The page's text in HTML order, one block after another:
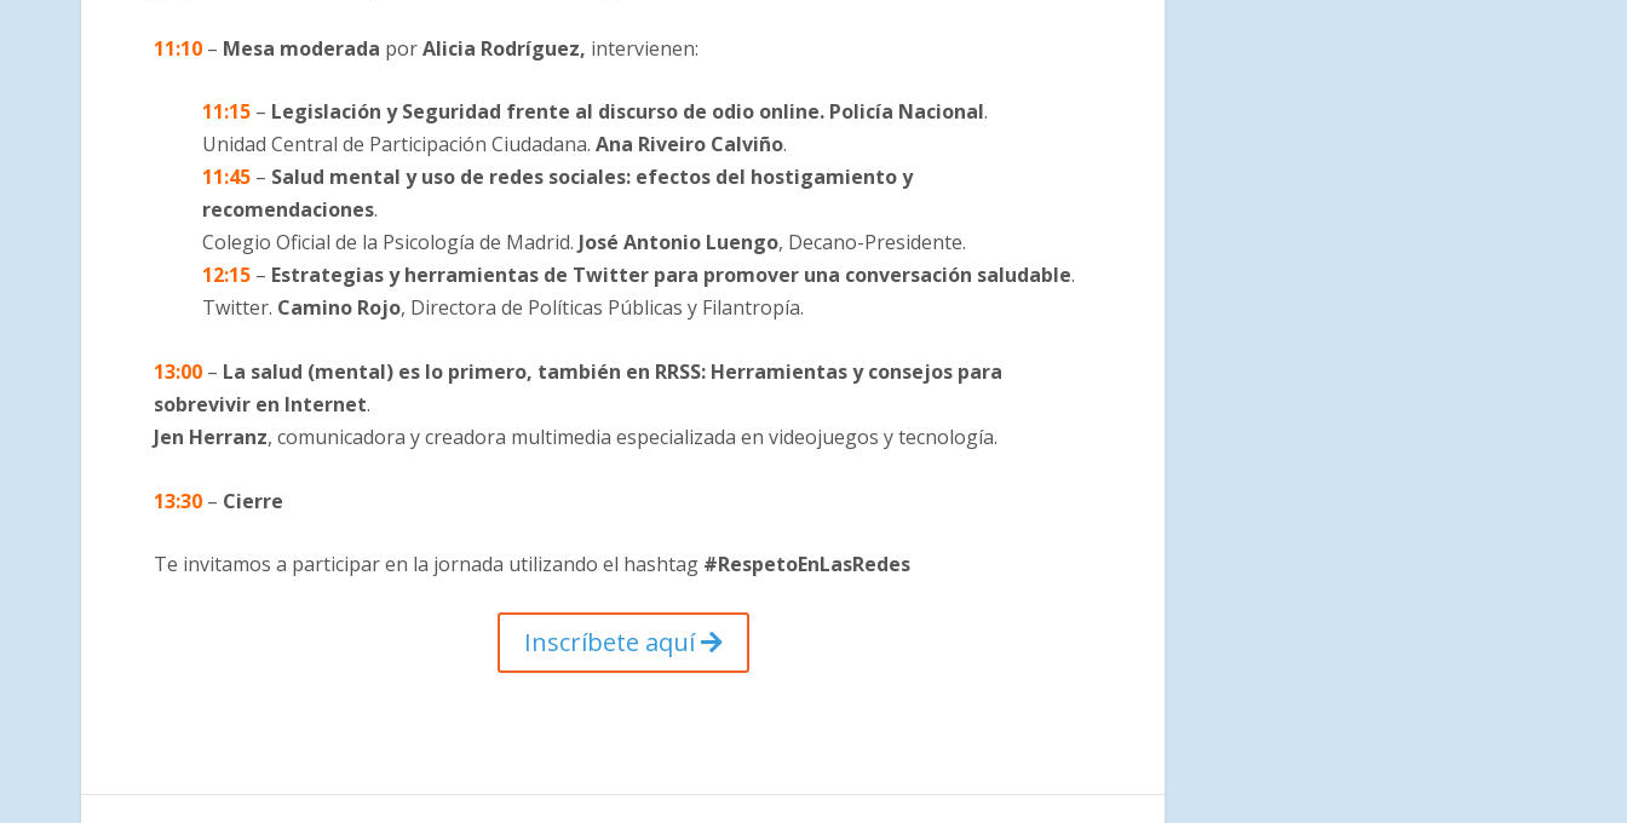
11:10 – Mesa moderada porAlicia Rodríguez, intervienen:
11:15 – Legislación y Seguridad frente al discurso de odio online. Policía Nacional.
Unidad Central de Participación Ciudadana.Ana Riveiro Calviño.
11:45 – Salud mental y uso de redes sociales: efectos del hostigamiento y
recomendaciones.
Colegio Oficial de la Psicología de Madrid. José Antonio Luengo, Decano-Presidente.
12:15 – Estrategias y herramientas de Twitter para promover una conversación saludable.
Twitter. Camino Rojo, Directora de Políticas Públicas y Filantropía.
13:00 – La salud (mental) es lo primero, también en RRSS: Herramientas y consejos para
sobrevivir en Internet.
Jen Herranz, comunicadora y creadora multimedia especializada en videojuegos y tecnología.
13:30 – Cierre
Te invitamos a participar en la jornada utilizando el hashtag #RespetoEnLasRedes
Inscríbete aquí